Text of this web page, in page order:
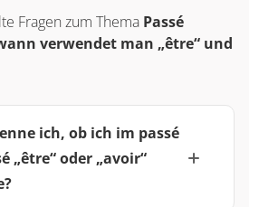
Fragen zum Thema Passé
verwendet man „être“ und
ich, ob ich im passé
„être“ oder „avoir“